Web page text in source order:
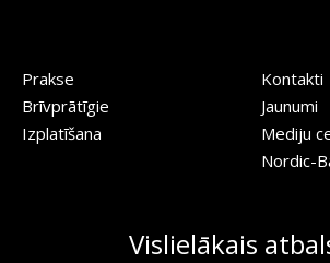
Prakse
Brīvprātīgie
Izplatīšana
Kontakti
Jaunumi
Mediju
Nordic-
Vislielākais